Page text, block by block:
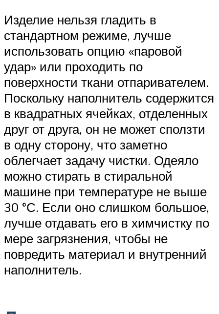
Изделие нельзя гладить в
стандартном режиме, лучше
использовать опцию «паровой
удар» или проходить по
поверхности ткани отпаривателем.
Поскольку наполнитель содержится
в квадратных ячейках, отделенных
друг от друга, он не может сползти
в одну сторону, что заметно
облегчает задачу чистки. Одеяло
можно стирать в стиральной
машине при температуре не выше
30 °С. Если оно слишком большое,
лучше отдавать его в химчистку по
мере загрязнения, чтобы не
повредить материал и внутренний
наполнитель.